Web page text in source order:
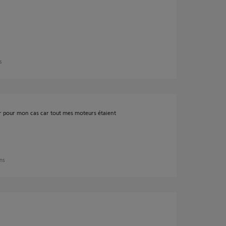
mon cas car tout mes moteurs étaient